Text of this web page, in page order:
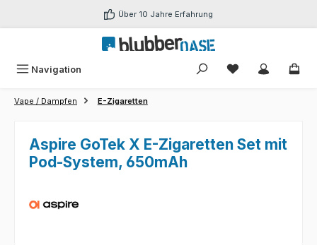
Zum Hauptinhalt springen Über 10 Jahre Erfahrung
Navigation Du hast 0
Vape / Dampfen E-Zigaretten
Aspire GoTek X E-Zigaretten Set mit
Pod-System, 650mAh